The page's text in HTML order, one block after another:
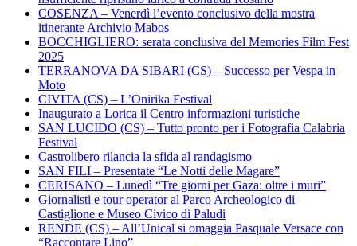
COSENZA – Venerdì l’evento conclusivo della mostra
itinerante Archivio Mabos
BOCCHIGLIERO: serata conclusiva del Memories Film Fest
2025
TERRANOVA DA SIBARI (CS) – Successo per Vespa in
Moto
CIVITA (CS) – L’Onirika Festival
Inaugurato a Lorica il Centro informazioni turistiche
SAN LUCIDO (CS) – Tutto pronto per i Fotografia Calabria
Festival
Castrolibero rilancia la sfida al randagismo
SAN FILI – Presentate “Le Notti delle Magare”
CERISANO – Lunedì “Tre giorni per Gaza: oltre i muri”
Giornalisti e tour operator al Parco Archeologico di
Castiglione e Museo Civico di Paludi
RENDE (CS) – All’Unical si omaggia Pasquale Versace con
“Raccontare Lino”